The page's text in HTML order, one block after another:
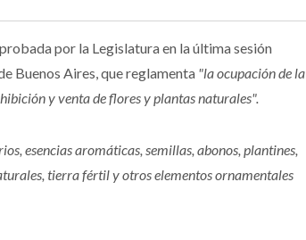
por la Legislatura en la última sesión
Buenos Aires, que reglamenta "la ocupación de la
y venta de flores y plantas naturales".
esencias aromáticas, semillas, abonos, plantines,
tierra fértil y otros elementos ornamentales